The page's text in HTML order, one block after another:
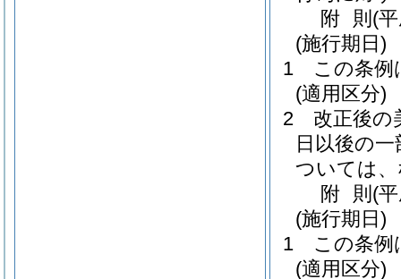
附 則 (
(施行期日)
1
この条例
(適用区分)
2
改正後の
日以後の
ついては
附 則 (
(施行期日)
1
この条例
(適用区分)